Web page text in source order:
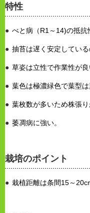
特性
べと病（R1～14)の抵抗
抽苔は遅く安定してい
草姿は立性で作業性が良
葉色は極濃緑色で葉型は
葉枚数が多いため株張り
萎凋病に強い。
栽培のポイント
栽植距離は条間15～